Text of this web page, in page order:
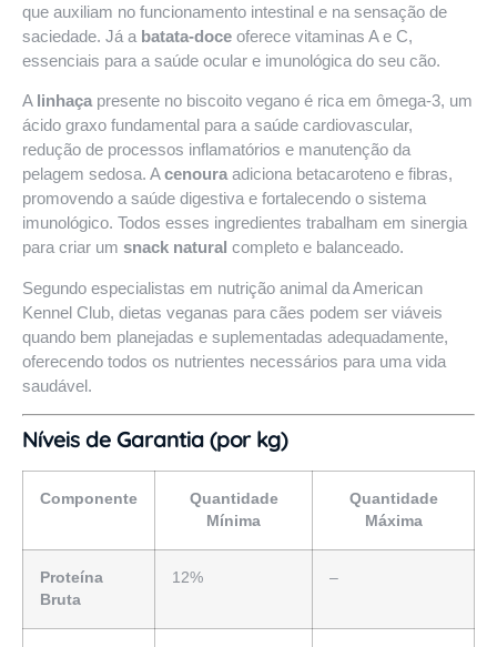
que auxiliam no funcionamento intestinal e na sensação de
saciedade. Já a batata-doce oferece vitaminas A e C,
essenciais para a saúde ocular e imunológica do seu cão.
A linhaça presente no biscoito vegano é rica em ômega-3, um
ácido graxo fundamental para a saúde cardiovascular,
redução de processos inflamatórios e manutenção da
pelagem sedosa. Acenoura adiciona betacaroteno e fibras,
promovendo a saúde digestiva e fortalecendo o sistema
imunológico. Todos esses ingredientes trabalham em sinergia
para criar um snack natural completo e balanceado.
Segundo especialistas em nutrição animal daAmerican
Kennel Club, dietas veganas para cães podem ser viáveis
quando bem planejadas e suplementadas adequadamente,
oferecendo todos os nutrientes necessários para uma vida
saudável.
Níveis de Garantia (por kg)
Componente
Quantidade
Mínima
Quantidade
Máxima
Proteína
Bruta
12% –